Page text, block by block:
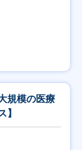
規模の医療
】